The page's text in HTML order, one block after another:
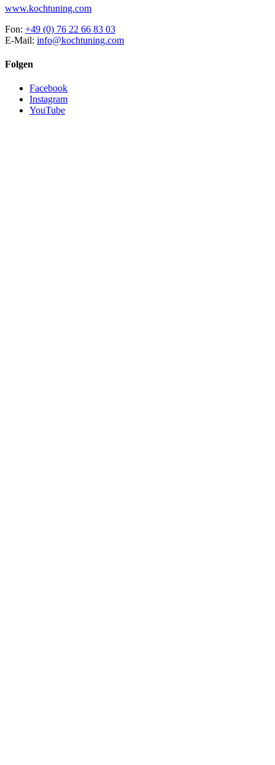
www.kochtuning.com
Fon: +49 (0) 76 22 66 83 03
E-Mail: info@kochtuning.com
Folgen
Facebook
Instagram
YouTube